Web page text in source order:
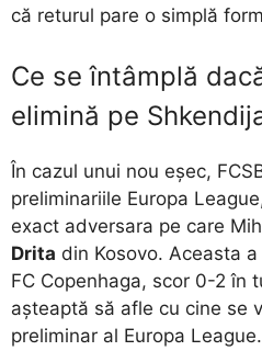
că returul pare o simplă
Ce se întâmplă
elimină pe
În cazul unui nou eșec,
preliminariile Europa
exact adversara pe care
Drita din Kosovo. Aceasta
FC Copenhaga, scor 0-2 în
așteaptă să afle cu cine se
preliminar al Europa League.